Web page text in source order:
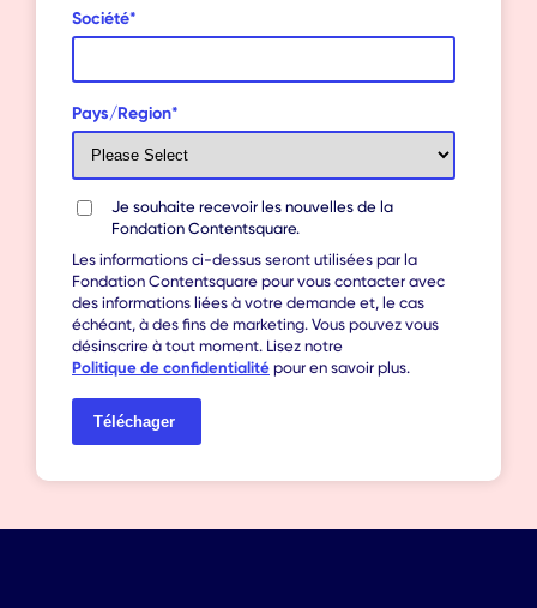
Société*
Pays/Region*
Je souhaite recevoir les nouvelles de la
Fondation Contentsquare.
Les informations ci-dessus seront utilisées par la
Fondation Contentsquare pour vous contacter avec
des informations liées à votre demande et, le cas
échéant, à des fins de marketing. Vous pouvez vous
désinscrire à tout moment. Lisez notre
Politique de confidentialité pour en savoir plus.